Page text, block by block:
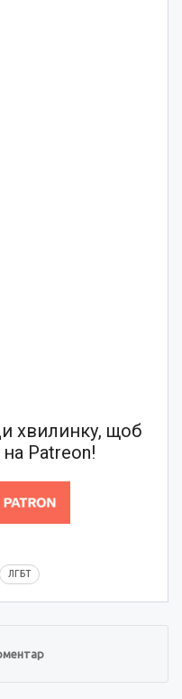
хвилинку, щоб
Patreon!
ЛГБТ